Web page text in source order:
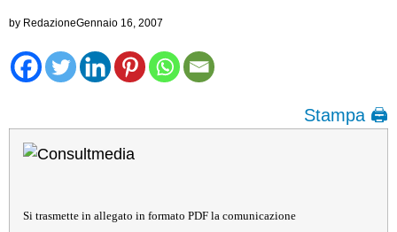
by RedazioneGennaio 16, 2007
Stampa 🖨
Si trasmette in allegato in formato PDF la comunicazione